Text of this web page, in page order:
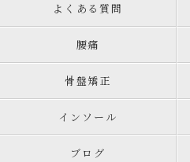
よくある質問
腰痛
骨盤矯正
インソール
ブログ